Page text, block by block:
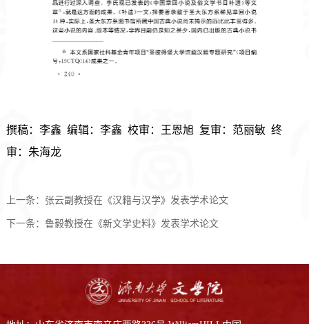
撰稿：李鑫  编辑：李鑫  校审：王恩旭  复审：范丽敏  终
审：朱海龙
上一条： 张云副教授在《汉籍与汉学》发表学术论文
下一条： 鲁毅教授在《新文学史料》发表学术论文